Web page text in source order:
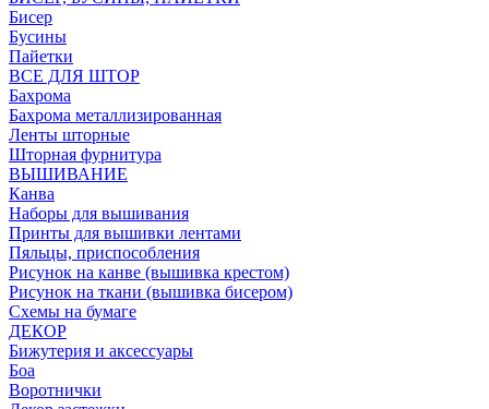
Бисер
Бусины
Пайетки
ВСЕ ДЛЯ ШТОР
Бахрома
Бахрома металлизированная
Ленты шторные
Шторная фурнитура
ВЫШИВАНИЕ
Канва
Наборы для вышивания
Принты для вышивки лентами
Пяльцы, приспособления
Рисунок на канве (вышивка крестом)
Рисунок на ткани (вышивка бисером)
Схемы на бумаге
ДЕКОР
Бижутерия и аксессуары
Боа
Воротнички